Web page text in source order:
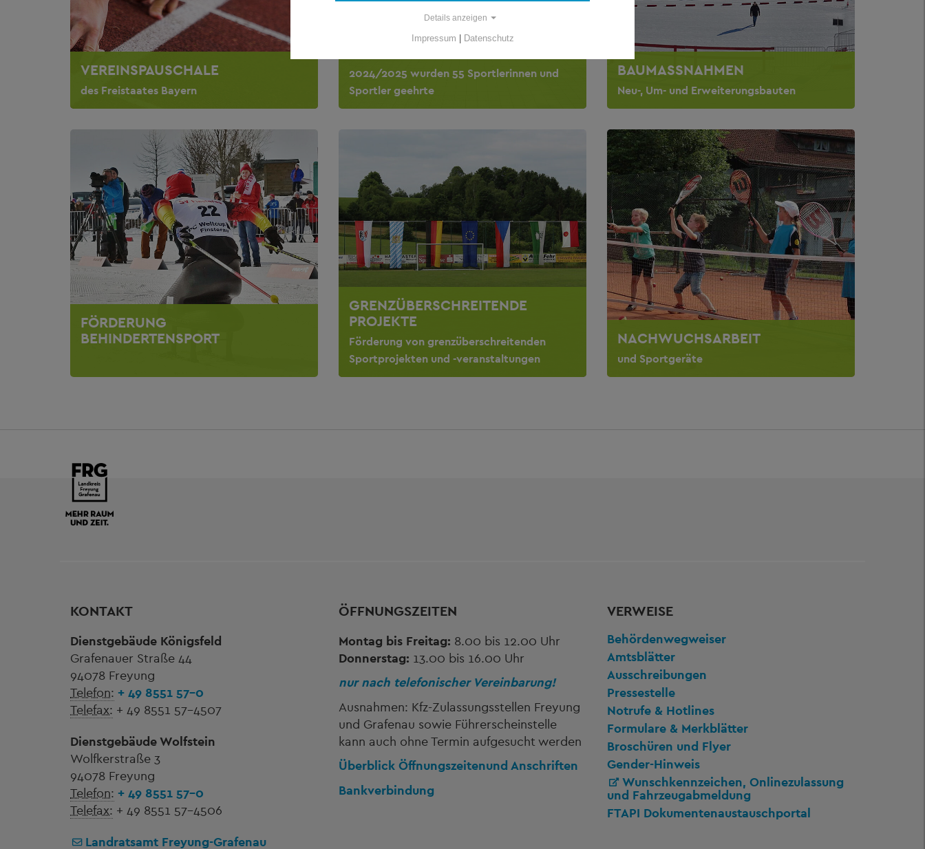
VEREINSPAUSCHALE
des Freistaates Bayern
2024/2025 wurden 55 Sportlerinnen und
Sportler geehrte
BAUMASSNAHMEN
Neu-, Um- und Erweiterungsbauten
FÖRDERUNG
BEHINDERTENSPORT
GRENZÜBERSCHREITENDE
PROJEKTE
Förderung von grenzüberschreitenden
Sportprojekten und -veranstaltungen
NACHWUCHSARBEIT
und Sportgeräte
KONTAKT
Dienstgebäude Königsfeld
Grafenauer Straße 44
94078 Freyung
Telefon: + 49 8551 57-0
Telefax: + 49 8551 57-4507
Dienstgebäude Wolfstein
Wolfkerstraße 3
94078 Freyung
Telefon: + 49 8551 57-0
Telefax: + 49 8551 57-4506
Landratsamt Freyung-Grafenau
ÖFFNUNGSZEITEN
Montag bis Freitag: 8.00 bis 12.00 Uhr
Donnerstag: 13.00 bis 16.00 Uhr
nur nach telefonischer Vereinbarung!
Ausnahmen: Kfz-Zulassungsstellen Freyung
und Grafenau sowie Führerscheinstelle
kann auch ohne Termin aufgesucht werden
Überblick Öffnungszeitenund Anschriften
Bankverbindung
VERWEISE
Behördenwegweiser
Amtsblätter
Ausschreibungen
Pressestelle
Notrufe & Hotlines
Formulare & Merkblätter
Broschüren und Flyer
Gender-Hinweis
Wunschkennzeichen, Onlinezulassung
und Fahrzeugabmeldung
FTAPI Dokumentenaustauschportal
Details anzeigen
Impressum Datenschutz